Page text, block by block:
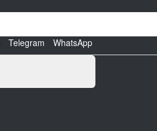
Telegram WhatsApp